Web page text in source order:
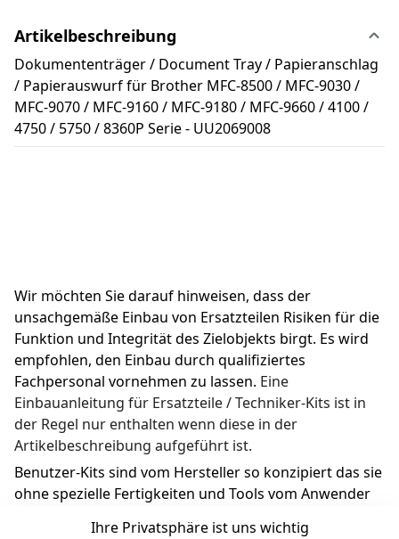
Artikelbeschreibung
Dokumententräger / Document Tray / Papieranschlag
/ Papierauswurf für Brother MFC-8500 / MFC-9030 /
MFC-9070 / MFC-9160 / MFC-9180 / MFC-9660 / 4100 /
4750 / 5750 / 8360P Serie - UU2069008
Wir möchten Sie darauf hinweisen, dass der
unsachgemäße Einbau von Ersatzteilen Risiken für die
Funktion und Integrität des Zielobjekts birgt. Es wird
empfohlen, den Einbau durch qualifiziertes
Fachpersonal vornehmen zu lassen. Eine
Einbauanleitung für Ersatzteile / Techniker-Kits ist in
der Regel nur enthalten wenn diese in der
Artikelbeschreibung aufgeführt ist.
Benutzer-Kits sind vom Hersteller so konzipiert das sie
ohne spezielle Fertigkeiten und Tools vom Anwender
Ihre Privatsphäre ist uns wichtig